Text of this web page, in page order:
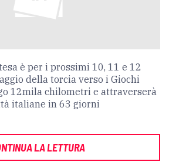
è per i prossimi 10, 11 e 12
della torcia verso i Giochi
12mila chilometri e attraverserà
italiane in 63 giorni
LA LETTURA